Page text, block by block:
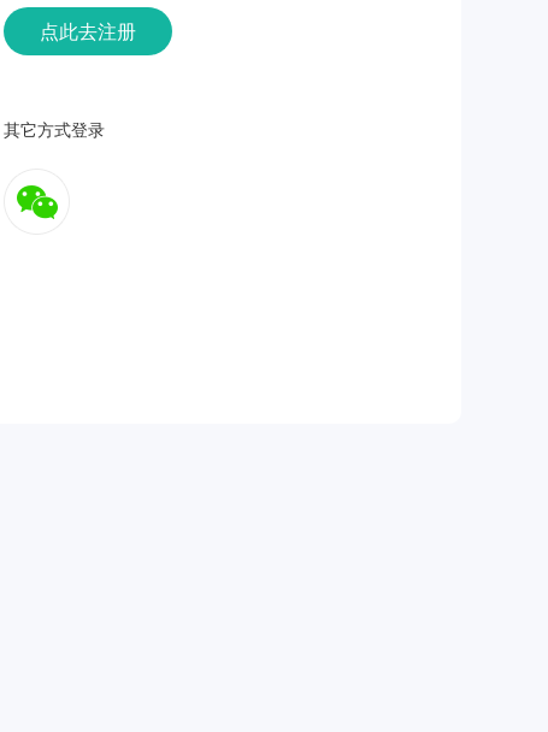
点此去注册
其它方式登录